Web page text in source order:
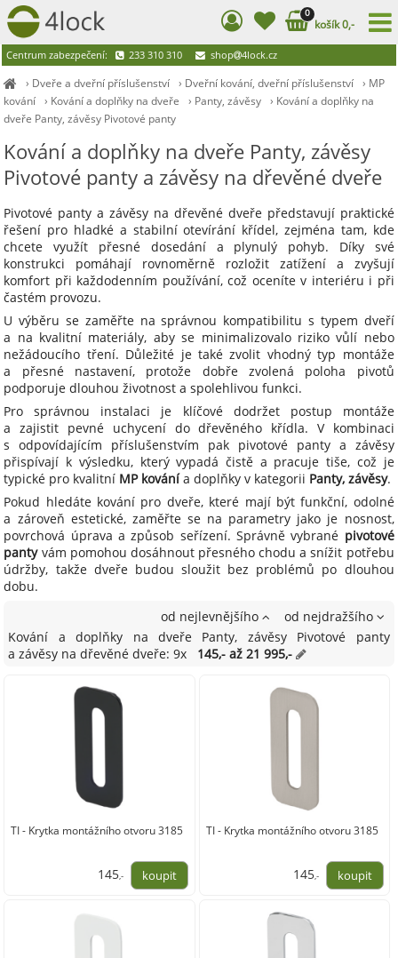
› Dveře a dveřní příslušenství › Dveřní kování, dveřní příslušenství › MP
kování › Kování a doplňky na dveře › Panty, závěsy › Kování a doplňky na
dveře Panty, závěsy Pivotové panty
Kování a doplňky na dveře Panty, závěsy
Pivotové panty a závěsy na dřevěné dveře
Pivotové panty a závěsy na dřevěné dveře představují praktické
řešení pro hladké a stabilní otevírání křídel, zejména tam, kde
chcete využít přesné dosedání a plynulý pohyb. Díky své
konstrukci pomáhají rovnoměrně rozložit zatížení a zvyšují
komfort při každodenním používání, což oceníte v interiéru i při
častém provozu.
U výběru se zaměřte na správnou kompatibilitu s typem dveří
a na kvalitní materiály, aby se minimalizovalo riziko vůlí nebo
nežádoucího tření. Důležité je také zvolit vhodný typ montáže
a přesné nastavení, protože dobře zvolená poloha pivotů
podporuje dlouhou životnost a spolehlivou funkci.
Pro správnou instalaci je klíčové dodržet postup montáže
a zajistit pevné uchycení do dřevěného křídla. V kombinaci
s odpovídajícím příslušenstvím pak pivotové panty a závěsy
přispívají k výsledku, který vypadá čistě a pracuje tiše, což je
typické pro kvalitní MP kovánía doplňky v kategorii Panty, závěsy.
Pokud hledáte kování pro dveře, které mají být funkční, odolné
a zároveň estetické, zaměřte se na parametry jako je nosnost,
povrchová úprava a způsob seřízení. Správně vybrané pivotové
pantyvám pomohou dosáhnout přesného chodu a snížit potřebu
údržby, takže dveře budou sloužit bez problémů po dlouhou
dobu.
od nejlevnějšího
od nejdražšího
Kování a doplňky na dveře Panty, závěsy Pivotové panty
a závěsy na dřevěné dveře: 9x
145,- až 21 995,-
TI - Krytka montážního otvoru 3185
145,-
TI - Krytka montážního otvoru 3185
145,-
0
košík 0,-
Centrum zabezpečení: 233 310 310 shop 4lock.cz